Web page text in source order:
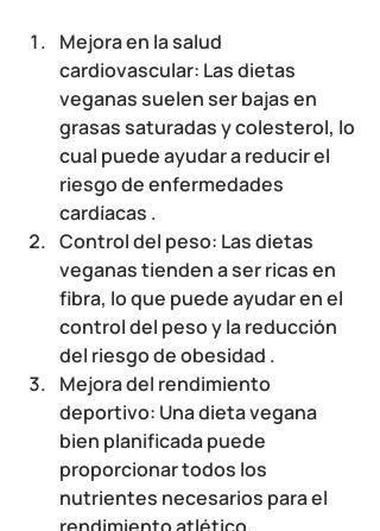
Mejora en la salud
cardiovascular: Las dietas
veganas suelen ser bajas en
grasas saturadas y colesterol, lo
cual puede ayudar a reducir el
riesgo de enfermedades
cardíacas .
Control del peso: Las dietas
veganas tienden a ser ricas en
fibra, lo que puede ayudar en el
control del peso y la reducción
del riesgo de obesidad .
Mejora del rendimiento
deportivo: Una dieta vegana
bien planificada puede
proporcionar todos los
nutrientes necesarios para el